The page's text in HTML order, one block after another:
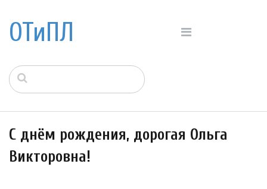
ОТиПЛ
С днём рождения, дорогая Ольга
Викторовна!